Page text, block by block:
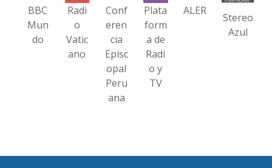
BBC
Mun
do
Radi
o
Vatic
ano
Conf
eren
cia
Episc
opal
Peru
ana
Plata
form
a de
Radi
o y
TV
ALER
Stereo
Azul